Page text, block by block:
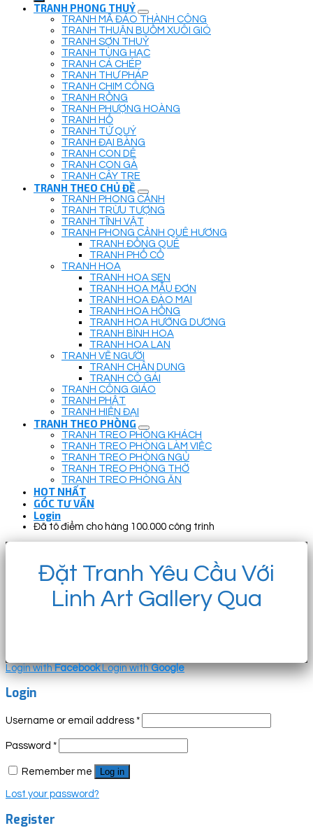
TRANH PHONG THUỶ
TRANH MÃ ĐÁO THÀNH CÔNG
TRANH THUẬN BUỒM XUÔI GIÓ
TRANH SƠN THUỶ
TRANH TÙNG HẠC
TRANH CÁ CHÉP
TRANH THƯ PHÁP
TRANH CHIM CÔNG
TRANH RỒNG
TRANH PHƯỢNG HOÀNG
TRANH HỔ
TRANH TỨ QUÝ
TRANH ĐẠI BÀNG
TRANH CON DÊ
TRANH CON GÀ
TRANH CÂY TRE
TRANH THEO CHỦ ĐỀ
TRANH PHONG CẢNH
TRANH TRỪU TƯỢNG
TRANH TĨNH VẬT
TRANH PHONG CẢNH QUÊ HƯƠNG
TRANH ĐỒNG QUÊ
TRANH PHỐ CỔ
TRANH HOA
TRANH HOA SEN
TRANH HOA MẪU ĐƠN
TRANH HOA ĐÀO MAI
TRANH HOA HỒNG
TRANH HOA HƯỚNG DƯƠNG
TRANH BÌNH HOA
TRANH HOA LAN
TRANH VẼ NGƯỜI
TRANH CHÂN DUNG
TRANH CÔ GÁI
TRANH CÔNG GIÁO
TRANH PHẬT
TRANH HIỆN ĐẠI
TRANH THEO PHÒNG
TRANH TREO PHÒNG KHÁCH
TRANH TREO PHÒNG LÀM VIỆC
TRANH TREO PHÒNG NGỦ
TRANH TREO PHÒNG THỜ
TRANH TREO PHÒNG ĂN
HOT NHẤT
GÓC TƯ VẤN
Login
Đã tô điểm cho hàng 100.000 công trình
Đặt Tranh Yêu Cầu Với
Linh Art Gallery Qua
Login withFacebook Login withGoogle
Login
Username or email address *
Password *
Remember me Log in
Lost your password?
Register